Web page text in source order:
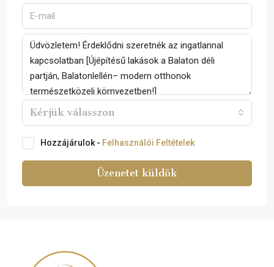
Kérjük válasszon
Hozzájárulok - Felhasználói Feltételek
Üzenetet küldök